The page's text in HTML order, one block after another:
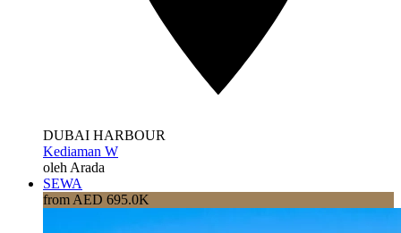
DUBAI HARBOUR
Kediaman W
oleh Arada
SEWA
from AED 695.0K